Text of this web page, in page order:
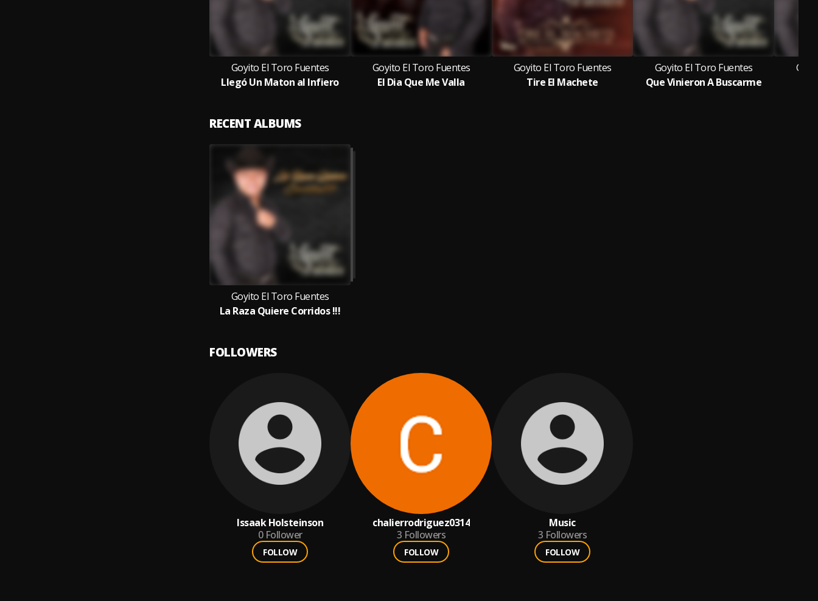
Goyito El Toro Fuentes
Llegó Un Maton al Infiero
Goyito El Toro Fuentes
El Dia Que Me Valla
Goyito El Toro Fuentes
Tire El Machete
Goyito El Toro Fuentes
Que Vinieron A Buscarme
RECENT ALBUMS
Goyito El Toro Fuentes
La Raza Quiere Corridos !!!
FOLLOWERS
Issaak Holsteinson
0 Follower
FOLLOW
chalierrodriguez0314
3 Followers
FOLLOW
Music
3 Followers
FOLLOW